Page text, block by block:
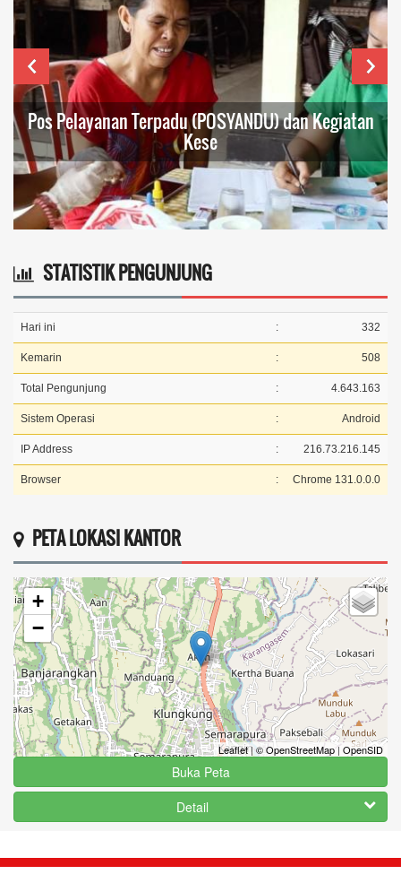
Pos Pelayanan Terpadu (POSYANDU) dan Kegiatan
Kese
STATISTIK PENGUNJUNG
Hari ini : 332
Kemarin : 508
Total Pengunjung : 4.643.163
Sistem Operasi : Android
IP Address : 216.73.216.145
Browser : Chrome 131.0.0.0
PETA LOKASI KANTOR
+
−
Leaflet|© OpenStreetMap|OpenSID
Buka Peta
Detail